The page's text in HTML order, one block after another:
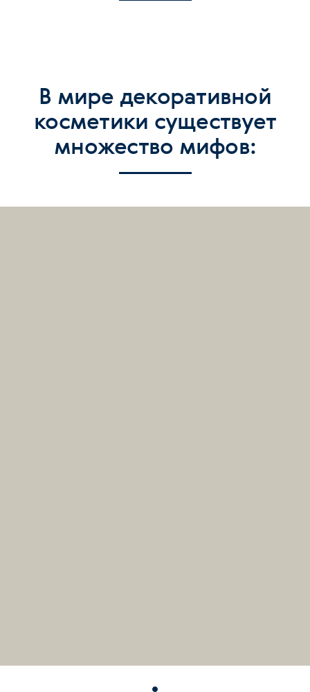
В мире декоративной
косметики существует
множество мифов: